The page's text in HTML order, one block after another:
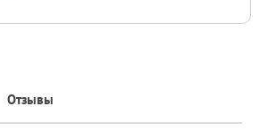
Отзывы